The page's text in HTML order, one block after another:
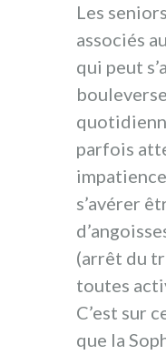
Les
associés
qui peut
parfois
s’avérer
(arrêt du
toutes
C’est sur
que la